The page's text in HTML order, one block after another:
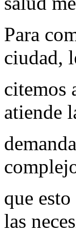
Para
ciudad,
citemos
atiende
que
las